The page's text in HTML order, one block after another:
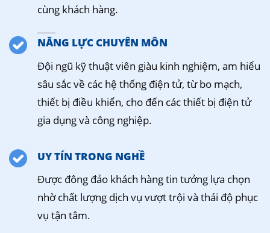
cùng khách hàng.
NĂNG LỰC CHUYÊN MÔN
Đội ngũ kỹ thuật viên giàu kinh nghiệm, am hiểu
sâu sắc về các hệ thống điện tử, từ bo mạch,
thiết bị điều khiển, cho đến các thiết bị điện tử
gia dụng và công nghiệp.
UY TÍN TRONG NGHỀ
Được đông đảo khách hàng tin tưởng lựa chọn
nhờ chất lượng dịch vụ vượt trội và thái độ phục
vụ tận tâm.